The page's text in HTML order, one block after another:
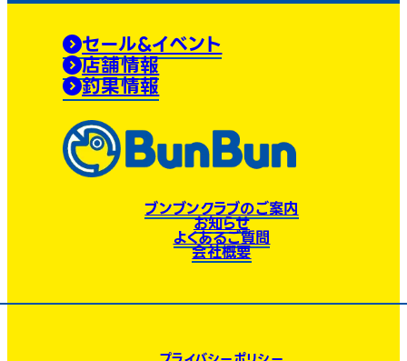
セール&イベント
店舗情報
釣果情報
ブンブンクラブのご案内
お知らせ
よくあるご質問
会社概要